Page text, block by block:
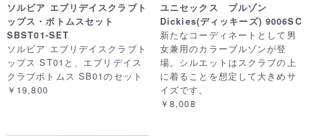
ソルビア エブリデイスクラブト
ップス・ボトムスセット
SBST01-SET
ソルビア エブリデイスクラブト
ップス ST01と、エブリデイス
クラブボトムス SB01のセット
￥19,800
ユニセックス ブルゾン
Dickies(ディッキーズ) 9006SC
新たなコーディネートとして男
女兼用のカラーブルゾンが登
場。シルエットはスクラブの上
に着ることを想定して大きめサ
イズです。
￥8,008